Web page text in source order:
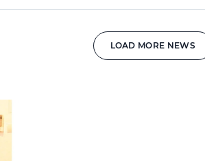
LOAD MORE NEWS